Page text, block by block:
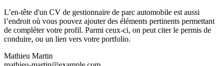
L’en-tête d'un CV de gestionnaire de parc automobile est aussi
l’endroit où vous pouvez ajouter des éléments pertinents permettant
de compléter votre profil. Parmi ceux-ci, on peut citer le permis de
conduire, ou un lien vers votre portfolio.
Mathieu Martin